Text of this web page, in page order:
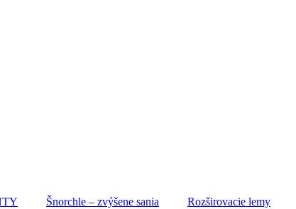
Šnorchle – zvýšene sania Rozširovacie lemy